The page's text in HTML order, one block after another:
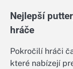
Nejlepší
hráče
Pokročilí hráči
které nabízejí